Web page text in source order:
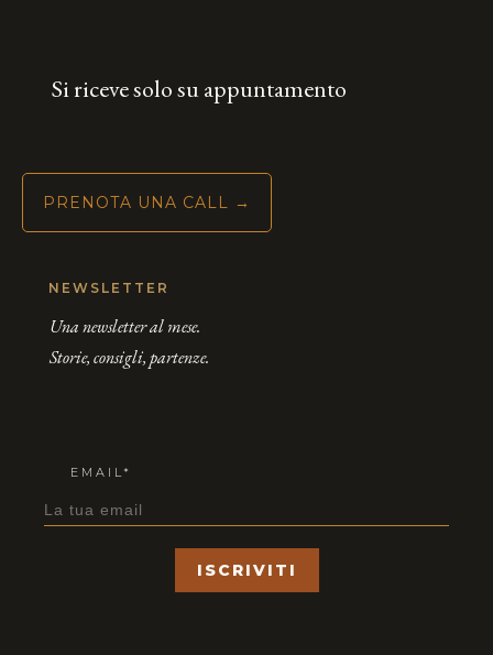
Si riceve solo su appuntamento
PRENOTA UNA CALL →
NEWSLETTER
Una newsletter al mese.
Storie, consigli, partenze.
EMAIL*
ISCRIVITI